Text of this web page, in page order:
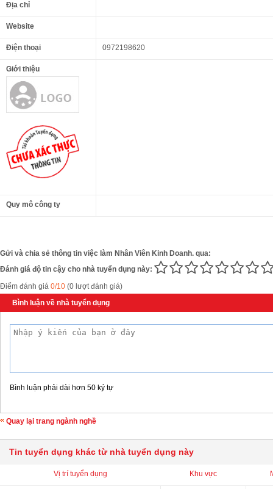
Địa chỉ
Website
Điện thoại 0972198620
Giới thiệu
Quy mô công ty
Gửi và chia sẻ thông tin việc làm Nhân Viên Kinh Doanh. qua:
Đánh giá độ tin cậy cho nhà tuyển dụng này:
Điểm đánh giá 0/10 (0 lượt đánh giá)
Bình luận về nhà tuyển dụng
Bình luận phải dài hơn 50 ký tự
Quay lại trang ngành nghề
Tin tuyển dụng khác từ nhà tuyển dụng này
Vị trí tuyển dụng Khu vực